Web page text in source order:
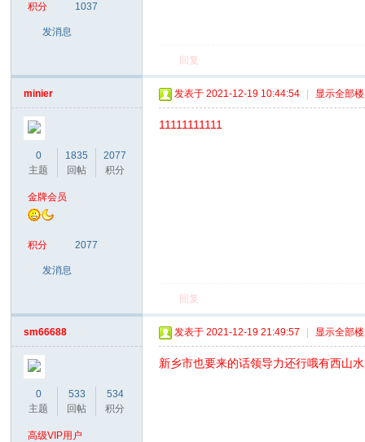
积分 1037
发消息
回复
minier
0
主题
1835
回帖
2077
积分
金牌会员
积分 2077
发消息
发表于 2021-12-19 10:44:54 显示全部
11111111111
回复
sm66688
0
主题
533
回帖
534
积分
高级VIP用户
发表于 2021-12-19 21:49:57 显示全部
新乡市也要来的话领导力还行哦有西山